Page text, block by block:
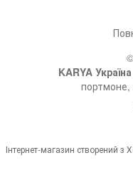
KARYA Україна
портмоне,
Інтернет-магазин створений з